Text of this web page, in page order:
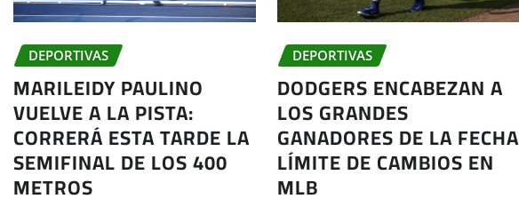
DEPORTIVAS
MARILEIDY PAULINO
VUELVE A LA PISTA:
CORRERÁ ESTA TARDE LA
SEMIFINAL DE LOS 400
METROS
DEPORTIVAS
DODGERS ENCABEZAN A
LOS GRANDES
GANADORES DE LA FECHA
LÍMITE DE CAMBIOS EN
MLB